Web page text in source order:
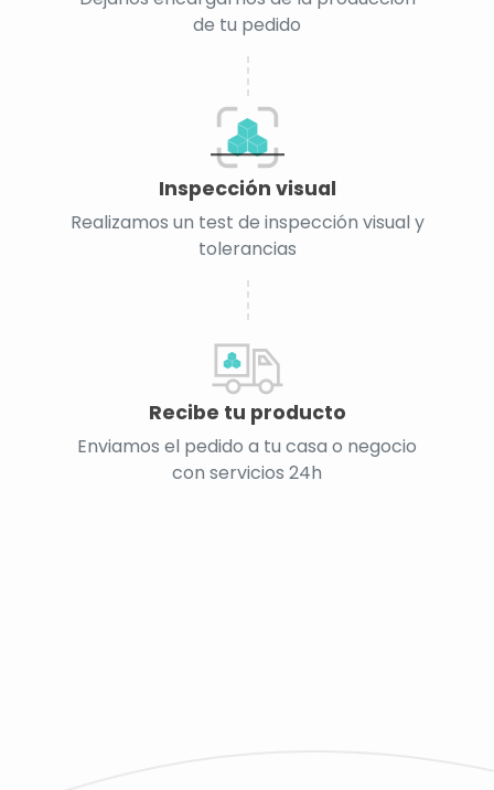
de tu pedido
Inspección visual
Realizamos un test de inspección visual y
tolerancias
Recibe tu producto
Enviamos el pedido a tu casa o negocio
con servicios 24h